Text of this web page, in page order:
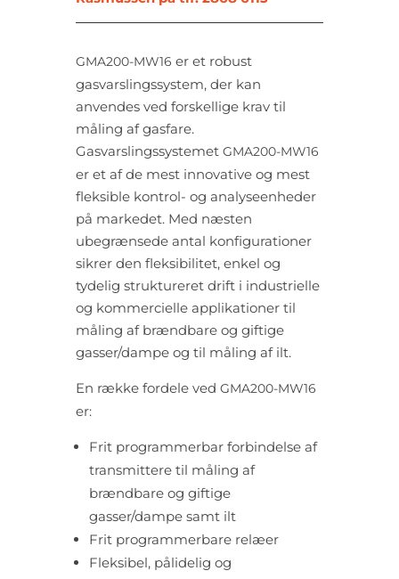
GMA200-MW16 er et robust
gasvarslingssystem, der kan
anvendes ved forskellige krav til
måling af gasfare.
Gasvarslingssystemet GMA200-MW16
er et af de mest innovative og mest
fleksible kontrol- og analyseenheder
på markedet. Med næsten
ubegrænsede antal konfigurationer
sikrer den fleksibilitet, enkel og
tydelig struktureret drift i industrielle
og kommercielle applikationer til
måling af brændbare og giftige
gasser/dampe og til måling af ilt.
En række fordele ved GMA200-MW16
er:
Frit programmerbar forbindelse af
transmittere til måling af
brændbare og giftige
gasser/dampe samt ilt
Frit programmerbare relæer
Fleksibel, pålidelig og